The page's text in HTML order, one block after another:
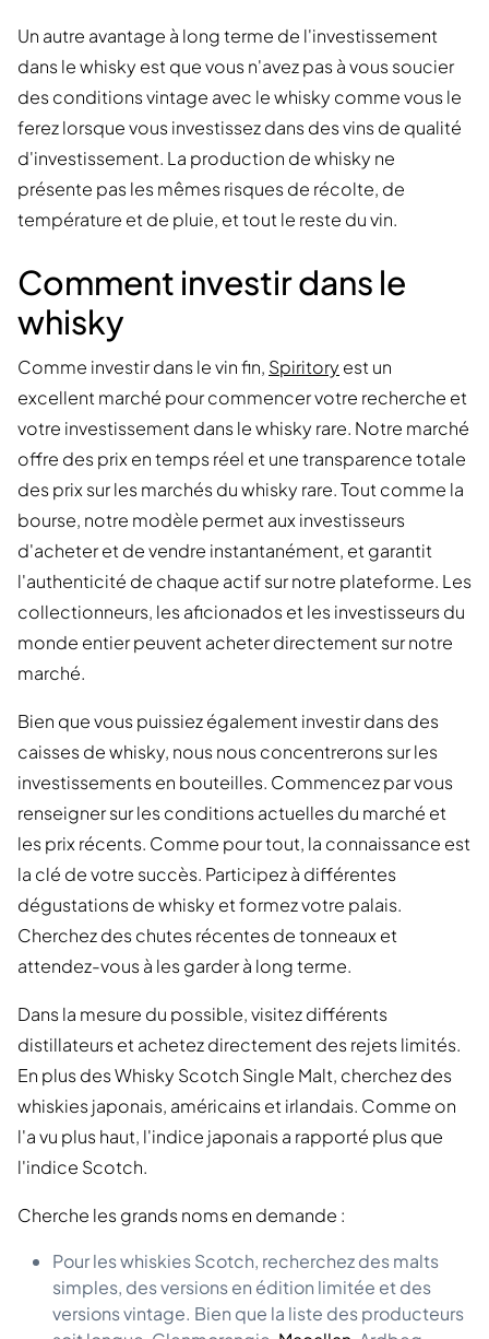
Un autre avantage à long terme de l'investissement
dans le whisky est que vous n'avez pas à vous soucier
des conditions vintage avec le whisky comme vous le
ferez lorsque vous investissez dans des vins de qualité
d'investissement. La production de whisky ne
présente pas les mêmes risques de récolte, de
température et de pluie, et tout le reste du vin.
Comment investir dans le
whisky
Comme investir dans le vin fin, Spiritory est un
excellent marché pour commencer votre recherche et
votre investissement dans le whisky rare. Notre marché
offre des prix en temps réel et une transparence totale
des prix sur les marchés du whisky rare. Tout comme la
bourse, notre modèle permet aux investisseurs
d'acheter et de vendre instantanément, et garantit
l'authenticité de chaque actif sur notre plateforme. Les
collectionneurs, les aficionados et les investisseurs du
monde entier peuvent acheter directement sur notre
marché.
Bien que vous puissiez également investir dans des
caisses de whisky, nous nous concentrerons sur les
investissements en bouteilles. Commencez par vous
renseigner sur les conditions actuelles du marché et
les prix récents. Comme pour tout, la connaissance est
la clé de votre succès. Participez à différentes
dégustations de whisky et formez votre palais.
Cherchez des chutes récentes de tonneaux et
attendez-vous à les garder à long terme.
Dans la mesure du possible, visitez différents
distillateurs et achetez directement des rejets limités.
En plus des Whisky Scotch Single Malt, cherchez des
whiskies japonais, américains et irlandais. Comme on
l'a vu plus haut, l'indice japonais a rapporté plus que
l'indice Scotch.
Cherche les grands noms en demande :
Pour les whiskies Scotch, recherchez des malts
simples, des versions en édition limitée et des
versions vintage. Bien que la liste des producteurs